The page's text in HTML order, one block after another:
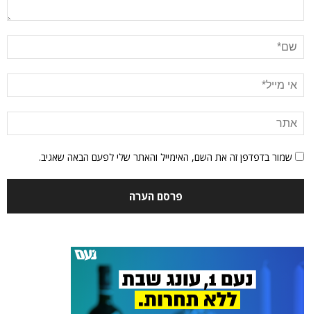
שמור בדפדפן זה את השם, האימייל והאתר שלי לפעם הבאה שאגיב.